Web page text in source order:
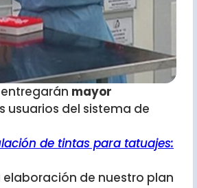
mayor
usuarios del sistema de
de tintas para tatuajes:
de nuestro plan